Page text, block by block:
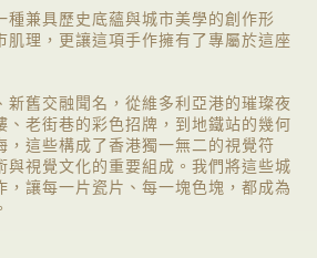
種兼具歷史底蘊與城市美學的創作形
肌理，更讓這項手作擁有了專屬於這座
新舊交融聞名，從維多利亞港的璀璨夜
、老街巷的彩色招牌，到地鐵站的幾何
，這些構成了香港獨一無二的視覺符
與視覺文化的重要組成。我們將這些城
，讓每一片瓷片、每一塊色塊，都成為